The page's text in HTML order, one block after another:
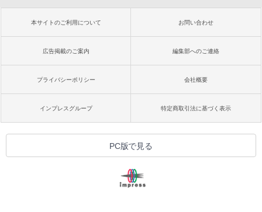
本サイトのご利用について お問い合わせ
広告掲載のご案内 編集部へのご連絡
プライバシーポリシー 会社概要
インプレスグループ 特定商取引法に基づく表示
PC版で見る